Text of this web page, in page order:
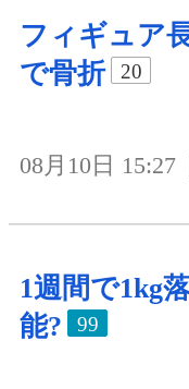
フィギュア
で骨折
20
08月10日 15:27
1週間で1kg
能?
99